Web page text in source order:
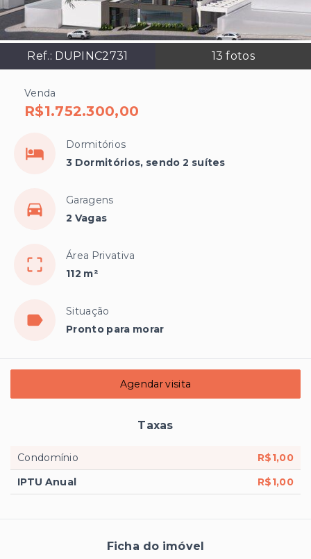
Ref.: DUPINC2731 13 fotos
Venda
R$1.752.300,00
Dormitórios
3 Dormitórios, sendo 2 suítes
Garagens
2 Vagas
Área Privativa
112 m²
Situação
Pronto para morar
Agendar visita
Taxas
Condomínio
R$1,00
IPTU Anual
R$1,00
Ficha do imóvel